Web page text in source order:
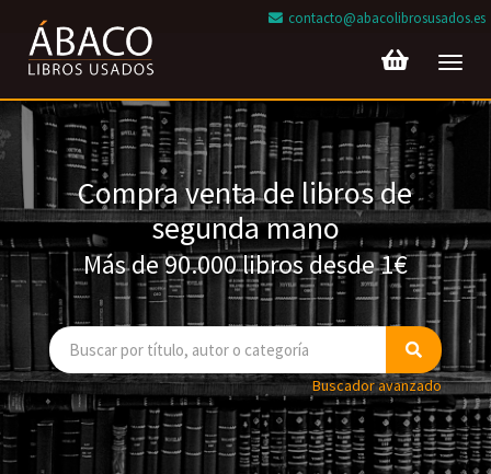
contacto@abacolibrosusados.es
Compra venta de libros de
segunda mano
Más de 90.000 libros desde 1€
Buscador avanzado